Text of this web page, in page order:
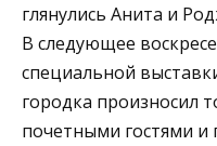
глянулись Анита и
В следующее
специальной
городка произносил
почетными гостями и